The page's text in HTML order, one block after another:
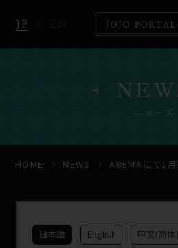
JP
HOME
ニュース
HOME NEWS ABEMAにて1
日本語 English 中文(简体)